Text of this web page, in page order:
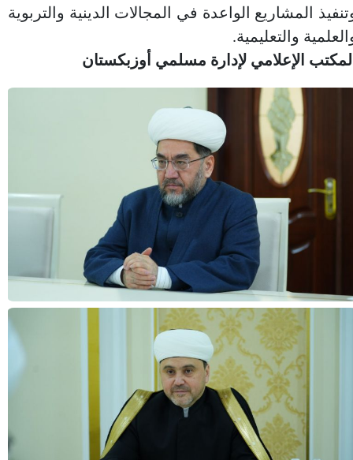
المشاريع الواعدة في المجالات الدينية والتربوية
والتعليمية.
الإعلامي لإدارة مسلمي أوزبكستان